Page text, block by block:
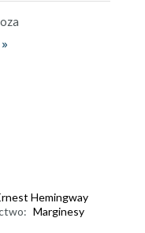
Hemingway
Marginesy